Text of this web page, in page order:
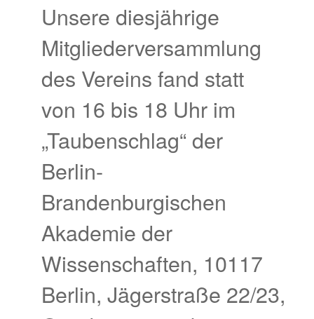
Unsere diesjährige
Mitgliederversammlung
des Vereins fand statt
von 16 bis 18 Uhr im
„Taubenschlag“ der
Berlin-
Brandenburgischen
Akademie der
Wissenschaften, 10117
Berlin, Jägerstraße 22/23,